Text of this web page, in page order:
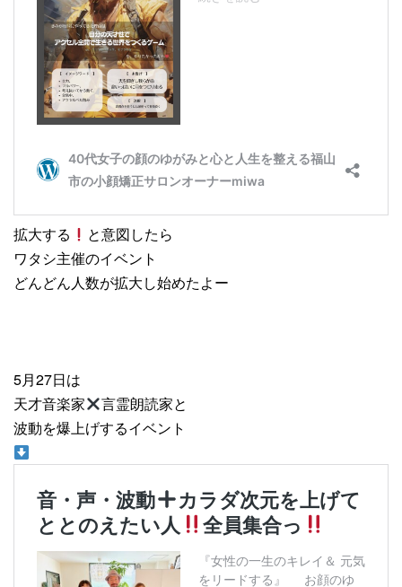
拡大する
と意図したら
ワタシ主催のイベント
どんどん人数が拡大し始めたよー
5月27日は
天才音楽家
言霊朗読家と
波動を爆上げするイベント